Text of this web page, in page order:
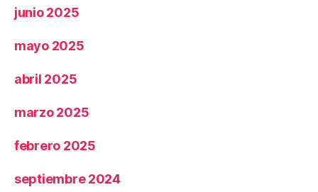
junio 2025
mayo 2025
abril 2025
marzo 2025
febrero 2025
septiembre 2024